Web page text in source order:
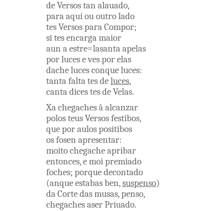
deVersostan alauado,
paraaquíououtrolado
tesVersosparaCompor;
sitesencargamaior
aun aestre=lasantaapelas
porlucesevesporelas
dachelucesconqueluces:
tantafaltatesdeluces,
cantadicestesdeVelas.
Xachegachesâalcanzar
polosteusVersosfestibos,
queporaulospositibos
osfosen apresentar:
moitochegacheapribar
entonces,emoipremiado
foches; porquedecontado
(anqueestabasben,suspenso)
daCortedasmusas,penso,
chegachesaserPriuado.